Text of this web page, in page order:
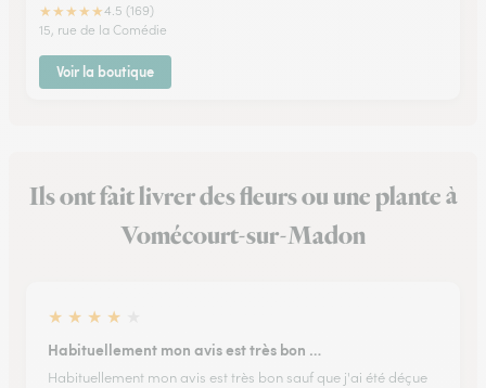
★★★★★4.5 (169)
15, rue de la Comédie
Voir la boutique
Ils ont fait livrer des fleurs ou une plante à
Vomécourt-sur-Madon
★ ★ ★ ★
Habituellement mon avis est très bon …
Habituellement mon avis est très bon sauf que j'ai été déçue